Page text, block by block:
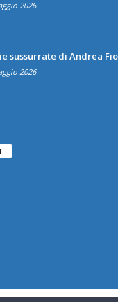
2026
sussurrate di Andrea
2026